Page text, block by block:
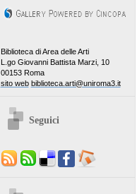
Biblioteca di Area delle Arti
L.go Giovanni Battista Marzi, 10
00153 Roma
sito web biblioteca.arti@uniroma3.it
Seguici